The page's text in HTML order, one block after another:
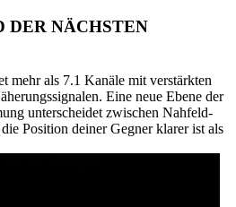
DER NÄCHSTEN
mehr als 7.1 Kanäle mit verstärkten
Eine neue Ebene der
unterscheidet zwischen Nahfeld-
Position deiner Gegner klarer ist als